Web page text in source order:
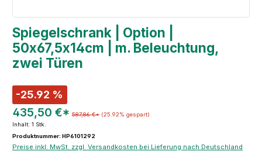
Spiegelschrank | Option |
50x67,5x14cm | m. Beleuchtung,
zwei Türen
-25.92 %
435,50 €* 587,86 €* (25.92% gespart)
Inhalt: 1 Stk.
Produktnummer: HP6101292
Preise inkl. MwSt. zzgl. Versandkosten bei Lieferung nach Deutschland